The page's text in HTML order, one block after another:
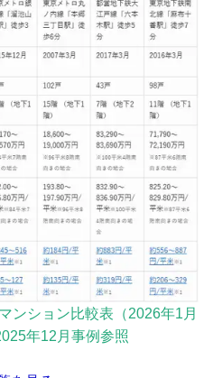
ンション比較表（2026年1月
年12月事例参照